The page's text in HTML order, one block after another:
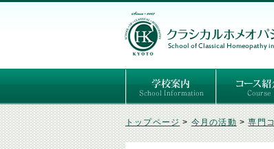
ごあいさつ
３つの基本理念
講師紹介
国際セミナー
ある日の学校生活（写真）
推薦者の声
よくあるご質問
予定表 はじめての
セルフケア
専門コース
専門コース
専門コース
トップページ>今月の活動>専門